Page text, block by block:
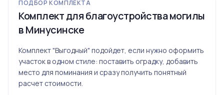
ПОДБОР КОМПЛЕКТА
Комплект для благоустройства могилы
в Минусинске
Комплект "Выгодный" подойдет, если нужно оформить
участок в одном стиле: поставить оградку, добавить
место для поминания и сразу получить понятный
расчет стоимости.